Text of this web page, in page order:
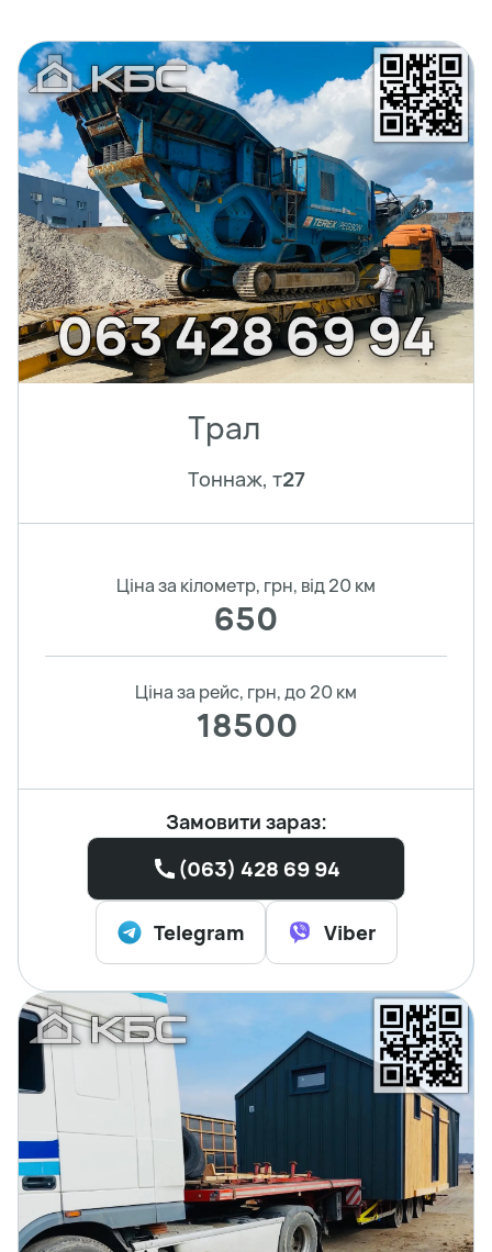
Трал
Тоннаж, т27
Ціна за кілометр, грн, від 20 км
650
Ціна за рейс, грн, до 20 км
18500
Замовити зараз:
(063) 428 69 94
Telegram Viber